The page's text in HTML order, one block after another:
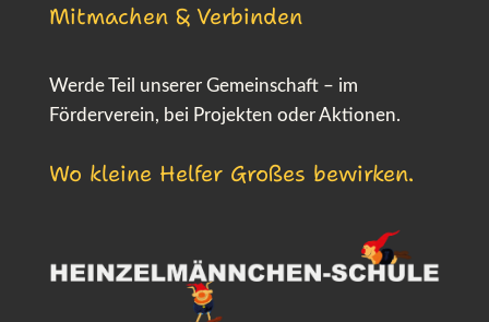
Mitmachen & Verbinden
Werde Teil unserer Gemeinschaft – im
Förderverein, bei Projekten oder Aktionen.
Wo kleine Helfer Großes bewirken.